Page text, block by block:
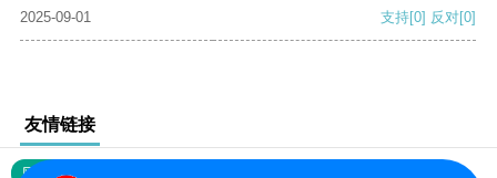
2025-09-01
支持[0] 反对[0]
友情链接
网站地图